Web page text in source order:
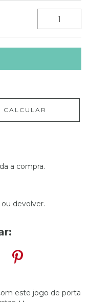
CALCULAR
a compra.
devolver.
este jogo de porta